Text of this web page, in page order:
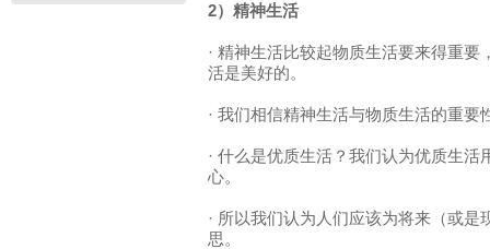
2）精神生活
· 精神生活比较起物质生活要来得重
活是美好的。
· 我们相信精神生活与物质生活的重要
· 什么是优质生活？我们认为优质生
心。
· 所以我们认为人们应该为将来（或是
思。